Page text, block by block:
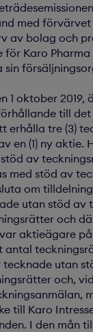
med
bolag och
för Karo
1 oktober
till det
erhålla tre (3)
en (1) ny
av
med stöd av
om
utan stöd av
och
aktieägare
utan
och,
till Karo
I den mån